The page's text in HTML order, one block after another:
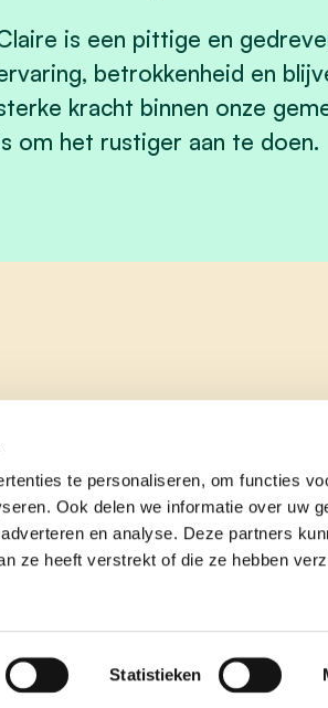
te personaliseren, om functies
Ook delen we informatie over uw
en analyse. Deze partners
ze heeft verstrekt of die ze hebben
Statistieken
is een pittige en
betrokkenheid en
kracht binnen onze
om het rustiger aan te doen.